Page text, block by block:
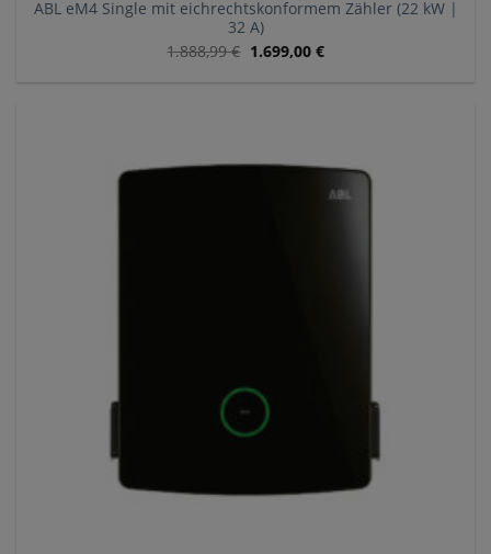
ABL eM4 Single mit eichrechtskonformem Zähler (22 kW |
32 A)
1.888,99€ 1.699,00 €